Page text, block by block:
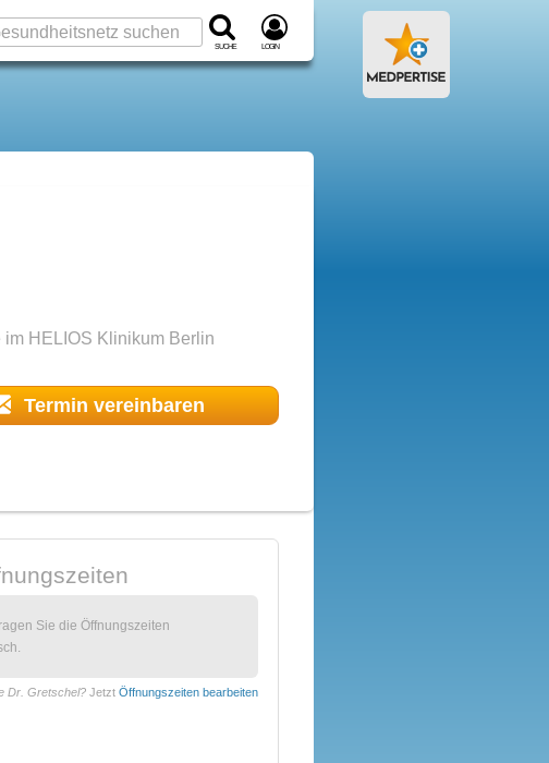
Suche Login
HELIOS Klinikum Berlin
Termin vereinbaren
Sie die Öffnungszeiten
Dr. Gretschel? Jetzt Öffnungszeiten bearbeiten